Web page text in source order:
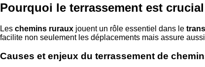
Pourquoi le terrassement est
Les chemins ruraux jouent un rôle essentiel dans le
facilite non seulement les déplacements mais assure
Causes et enjeux du terrassement de